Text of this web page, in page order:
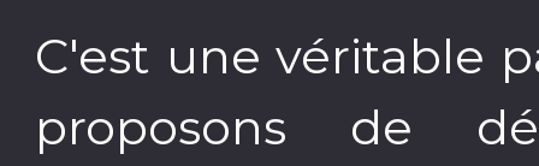
C'est une véritable
proposons de